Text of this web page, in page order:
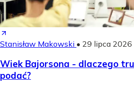
Stanisław Makowski • 29 lipca 2026
Wiek Bajorsona - dlaczego
podać?